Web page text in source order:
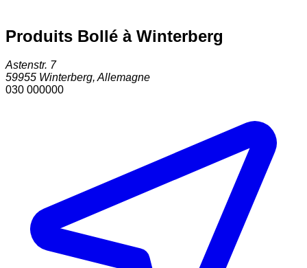
Produits Bollé à Winterberg
Astenstr. 7
59955 Winterberg,Allemagne
030 000000